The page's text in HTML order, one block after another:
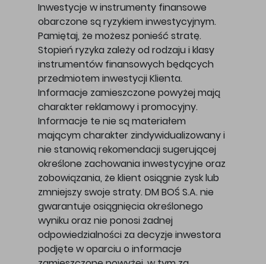
Inwestycje w instrumenty finansowe
obarczone są ryzykiem inwestycyjnym.
Pamiętaj, że możesz ponieść stratę.
Stopień ryzyka zależy od rodzaju i klasy
instrumentów finansowych będących
przedmiotem inwestycji Klienta.
Informacje zamieszczone powyżej mają
charakter reklamowy i promocyjny.
Informacje te nie są materiałem
mającym charakter zindywidualizowany i
nie stanowią rekomendacji sugerującej
określone zachowania inwestycyjne oraz
zobowiązania, że klient osiągnie zysk lub
zmniejszy swoje straty. DM BOŚ S.A. nie
gwarantuje osiągnięcia określonego
wyniku oraz nie ponosi żadnej
odpowiedzialności za decyzje inwestora
podjęte w oparciu o informacje